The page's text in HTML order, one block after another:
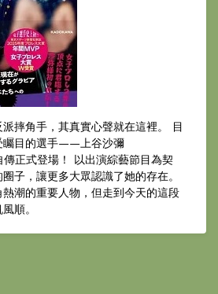
摔角手，其真實心聲就在這裡。 目
矚目的選手——上谷沙彌
傳正式登場！ 以出演綜藝節目為契
子，讓更多大眾認識了她的存在。
潮的重要人物，但走到今天的這段
順。